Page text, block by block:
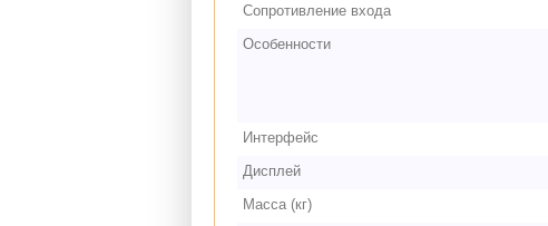
Сопротивление входа
Особенности
Интерфейс
Дисплей
Масса (кг)